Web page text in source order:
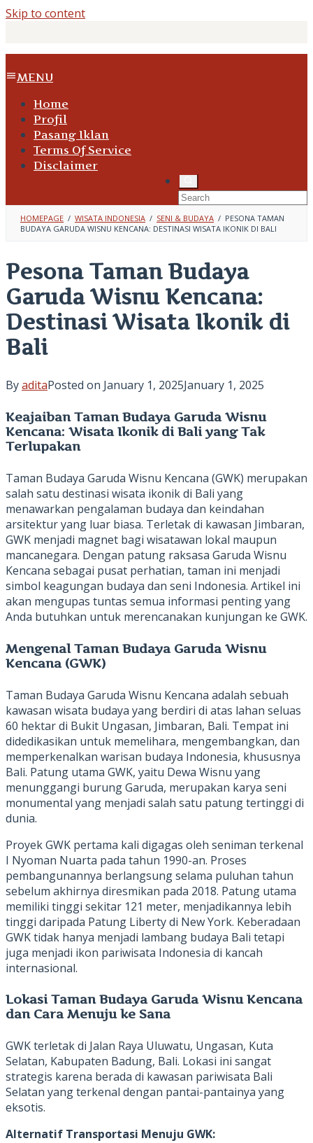
Skip to content
MENU
Home
Profil
Pasang Iklan
Terms Of Service
Disclaimer
HOMEPAGE / WISATA INDONESIA / SENI & BUDAYA / PESONA TAMAN
BUDAYA GARUDA WISNU KENCANA: DESTINASI WISATA IKONIK DI BALI
Pesona Taman Budaya
Garuda Wisnu Kencana:
Destinasi Wisata Ikonik di
Bali
ByaditaPosted on January 1, 2025January 1, 2025
Keajaiban Taman Budaya Garuda Wisnu
Kencana: Wisata Ikonik di Bali yang Tak
Terlupakan
Taman Budaya Garuda Wisnu Kencana (GWK) merupakan
salah satu destinasi wisata ikonik di Bali yang
menawarkan pengalaman budaya dan keindahan
arsitektur yang luar biasa. Terletak di kawasan Jimbaran,
GWK menjadi magnet bagi wisatawan lokal maupun
mancanegara. Dengan patung raksasa Garuda Wisnu
Kencana sebagai pusat perhatian, taman ini menjadi
simbol keagungan budaya dan seni Indonesia. Artikel ini
akan mengupas tuntas semua informasi penting yang
Anda butuhkan untuk merencanakan kunjungan ke GWK.
Mengenal Taman Budaya Garuda Wisnu
Kencana (GWK)
Taman Budaya Garuda Wisnu Kencana adalah sebuah
kawasan wisata budaya yang berdiri di atas lahan seluas
60 hektar di Bukit Ungasan, Jimbaran, Bali. Tempat ini
didedikasikan untuk memelihara, mengembangkan, dan
memperkenalkan warisan budaya Indonesia, khususnya
Bali. Patung utama GWK, yaitu Dewa Wisnu yang
menunggangi burung Garuda, merupakan karya seni
monumental yang menjadi salah satu patung tertinggi di
dunia.
Proyek GWK pertama kali digagas oleh seniman terkenal
I Nyoman Nuarta pada tahun 1990-an. Proses
pembangunannya berlangsung selama puluhan tahun
sebelum akhirnya diresmikan pada 2018. Patung utama
memiliki tinggi sekitar 121 meter, menjadikannya lebih
tinggi daripada Patung Liberty di New York. Keberadaan
GWK tidak hanya menjadi lambang budaya Bali tetapi
juga menjadi ikon pariwisata Indonesia di kancah
internasional.
Lokasi Taman Budaya Garuda Wisnu Kencana
dan Cara Menuju ke Sana
GWK terletak di Jalan Raya Uluwatu, Ungasan, Kuta
Selatan, Kabupaten Badung, Bali. Lokasi ini sangat
strategis karena berada di kawasan pariwisata Bali
Selatan yang terkenal dengan pantai-pantainya yang
eksotis.
Alternatif Transportasi Menuju GWK: